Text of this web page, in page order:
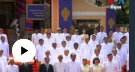
currently available